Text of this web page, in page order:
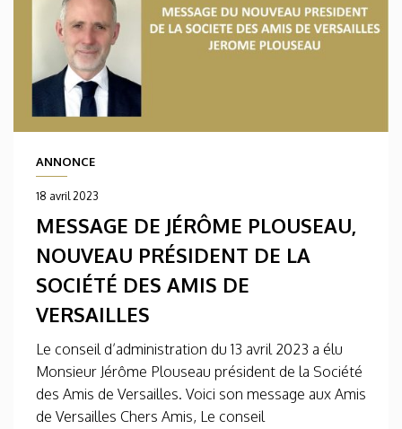
ANNONCE
18 avril 2023
MESSAGE DE JÉRÔME PLOUSEAU,
NOUVEAU PRÉSIDENT DE LA
SOCIÉTÉ DES AMIS DE
VERSAILLES
Le conseil d’administration du 13 avril 2023 a élu
Monsieur Jérôme Plouseau président de la Société
des Amis de Versailles. Voici son message aux Amis
de Versailles Chers Amis, Le conseil